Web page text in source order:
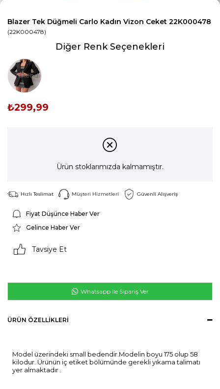
Blazer Tek Düğmeli Carlo Kadın Vizon Ceket 22K000478
(22K000478)
Diğer Renk Seçenekleri
Tükendi
₺299,99
Ürün stoklarımızda kalmamıştır.
Hızlı Teslimat Müşteri Hizmetleri Güvenli Alışveriş
Fiyat Düşünce Haber Ver
Gelince Haber Ver
Tavsiye Et
Whatsapp ile Sipariş Ver
ÜRÜN ÖZELLIKLERI
Model üzerindeki small bedendir.Modelin boyu 175 olup 58
kilodur. Ürünün iç etiket bölümünde gerekli yıkama talimatı
yer almaktadır .